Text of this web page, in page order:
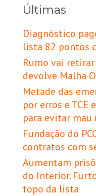
Últimas
Diagnóstico
lista 82 pontos
Rumo vai
devolve Malha
Metade das
por erros e TCE
para evitar mau
Fundação do
contratos com
Aumentam
do Interior.
topo da lista